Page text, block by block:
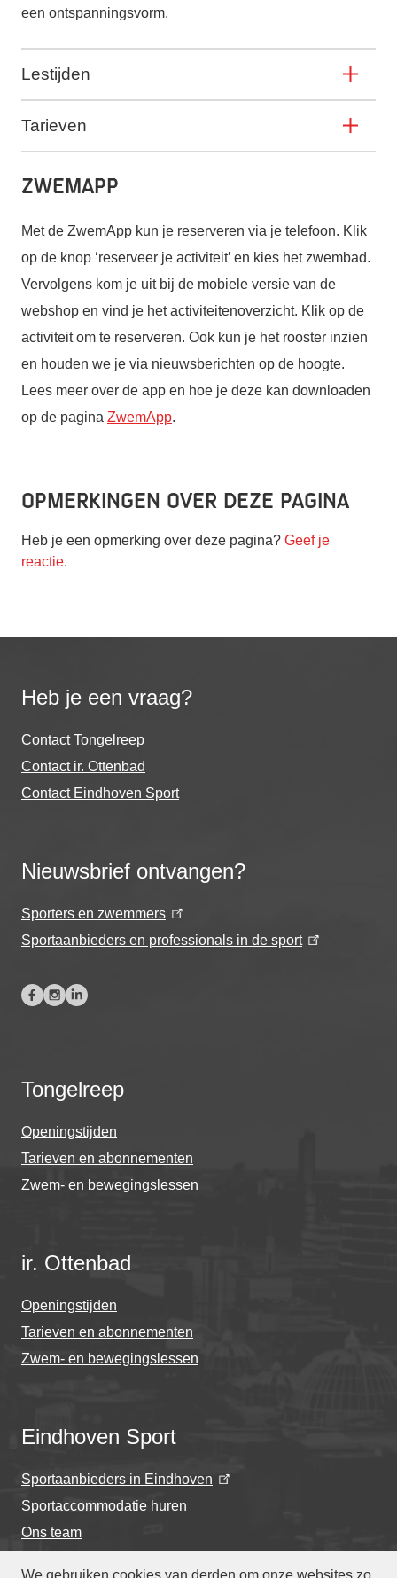
We gebruiken cookies van derden om onze websites zo
een ontspanningsvorm.
Lestijden
Tarieven
ZwemApp
Met de ZwemApp kun je reserveren via je telefoon. Klik
op de knop ‘reserveer je activiteit’ en kies het zwembad.
Vervolgens kom je uit bij de mobiele versie van de
webshop en vind je het activiteitenoverzicht. Klik op de
activiteit om te reserveren. Ook kun je het rooster inzien
en houden we je via nieuwsberichten op de hoogte.
Lees meer over de app en hoe je deze kan downloaden
op de pagina ZwemApp.
Opmerkingen over deze pagina
Heb je een opmerking over deze pagina? Geef je
reactie.
Heb je een vraag?
Contact Tongelreep
Contact ir. Ottenbad
Contact Eindhoven Sport
Nieuwsbrief ontvangen?
Sporters en zwemmers
Sportaanbieders en professionals in de sport
Tongelreep
Openingstijden
Tarieven en abonnementen
Zwem- en bewegingslessen
ir. Ottenbad
Openingstijden
Tarieven en abonnementen
Zwem- en bewegingslessen
Eindhoven Sport
Sportaanbieders in Eindhoven
Sportaccommodatie huren
Ons team